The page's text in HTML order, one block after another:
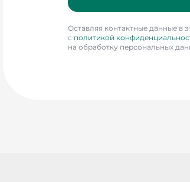
Оставляя контактные данные в
с политикой
на обработку персональных